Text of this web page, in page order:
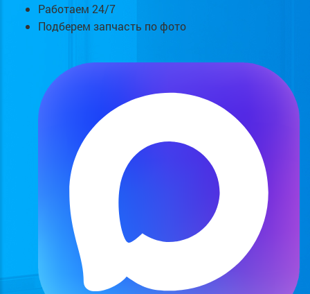
Работаем 24/7
Подберем запчасть по фото